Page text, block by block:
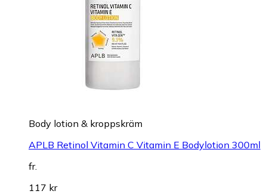
Body lotion & kroppskräm
APLB Retinol Vitamin C Vitamin E Bodylotion 300ml
fr.
117 kr